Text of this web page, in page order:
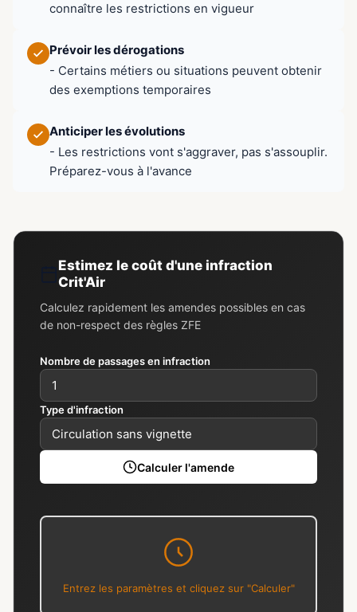
connaître les restrictions en vigueur
Prévoir les dérogations
- Certains métiers ou situations peuvent obtenir
des exemptions temporaires
Anticiper les évolutions
- Les restrictions vont s'aggraver, pas s'assouplir.
Préparez-vous à l'avance
Estimez le coût d'une infraction
Crit'Air
Calculez rapidement les amendes possibles en cas
de non-respect des règles ZFE
Nombre de passages en infraction
Type d'infraction
Calculer l'amende
Entrez les paramètres et cliquez sur "Calculer"